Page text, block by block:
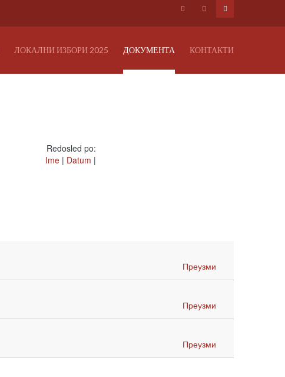
ЛОКАЛНИ ИЗБОРИ 2025 ДОКУМЕНТА КОНТАКТИ
Redosled po:
Ime | Datum |
Преузми
Преузми
Преузми